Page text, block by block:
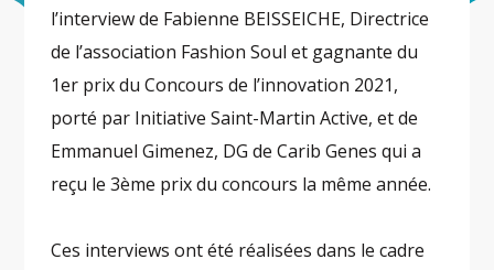
l’interview de Fabienne BEISSEICHE, Directrice
de l’association Fashion Soul et gagnante du
1er prix du Concours de l’innovation 2021,
porté par Initiative Saint-Martin Active, et de
Emmanuel Gimenez, DG de Carib Genes qui a
reçu le 3ème prix du concours la même année.
Ces interviews ont été réalisées dans le cadre